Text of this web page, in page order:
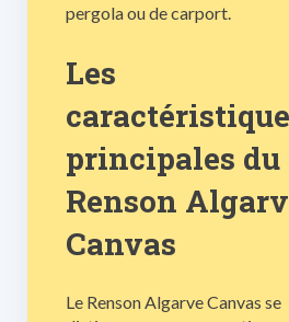
pergola ou de carport.
Les
principales du
Renson
Canvas
Le Renson Algarve Canvas se